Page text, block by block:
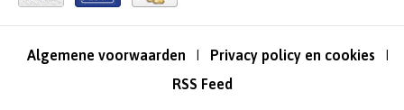
Algemene voorwaarden Privacy policy en cookies
RSS Feed